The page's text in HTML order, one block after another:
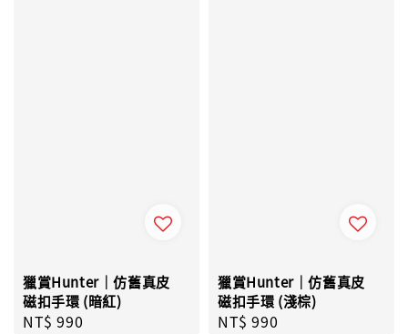
獵賞Hunter｜仿舊真皮
磁扣手環 (暗紅)
Regular
NT$ 990
獵賞Hunter｜仿舊真皮
磁扣手環 (淺棕)
Regular
NT$ 990